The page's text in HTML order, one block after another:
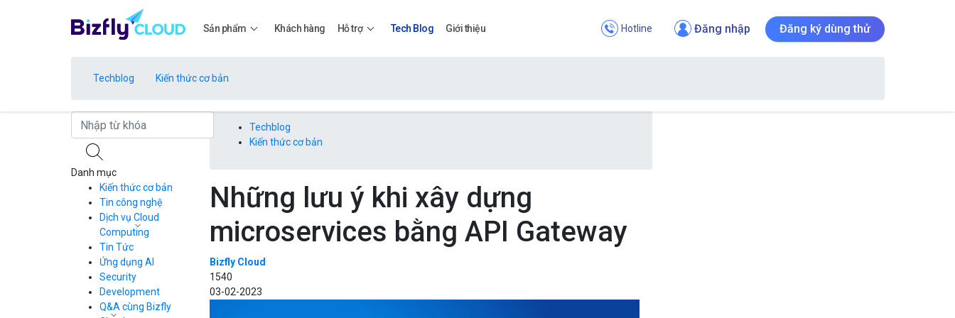
Sản phẩm
Bảng giá Apps
Bảng giá
Khách hàng Hỗ trợ Tech Blog Giới thiệu Hotline Đăng nhập Đăng ký dùng thử
Techblog Kiến thức cơ bản
Techblog
Kiến thức cơ bản
Những lưu ý khi xây dựng
microservices bằng API Gateway
Bizfly Cloud
1540
03-02-2023
Danh mục
Kiến thức cơ bản
Tin công nghệ
Dịch vụ Cloud
Computing
Cloud Server
CDN
Load Balancer
Auto Scaling
Container Registry
Tin Tức
Ứng dụng AI
Security
Development
Q&A cùng Bizfly